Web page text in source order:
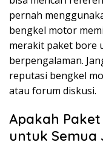
pernah
bengkel motor
merakit paket bore
berpengalaman.
reputasi bengkel
atau forum diskusi.
Apakah
untuk Semua